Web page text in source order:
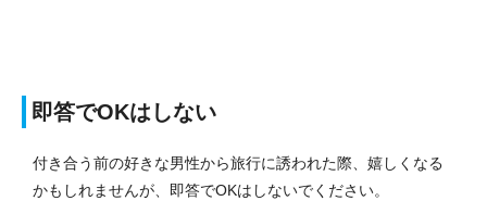
即答でOKはしない
付き合う前の好きな男性から旅行に誘われた際、嬉しくなる
かもしれませんが、即答でOKはしないでください。